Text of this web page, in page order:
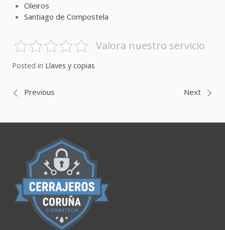
Oleiros
Santiago de Compostela
Valora nuestro servicio
Posted in Llaves y copias
Navegación
de
entradas
Previous Next